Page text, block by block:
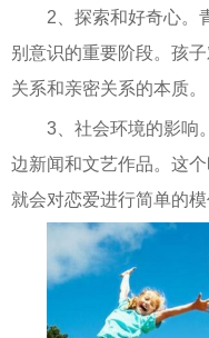
2、探索和好奇心。
别意识的重要阶段。孩
关系和亲密关系的本质。
3、社会环境的影响
边新闻和文艺作品。这
就会对恋爱进行简单的模